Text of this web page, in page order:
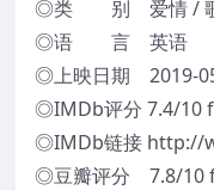
◎类 别 爱情 / 歌
◎语 言 英语
◎上映日期 2019-
◎IMDb评分 7.4/10
◎IMDb链接 http://
◎豆瓣评分 7.8/10